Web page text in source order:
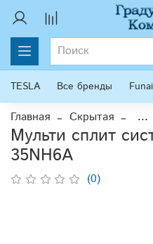
TESLA Все бренды Funai
Главная Скрытая ...
Мульти сплит
35NH6A
(0)